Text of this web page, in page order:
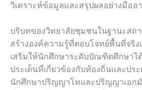
วิเคราะห์ข้อมูลและสรุปผลอย่างมืออ
บริบทของวิทยาลัยชุมชนในฐานะสถ
สร้างองค์ความรู้ที่ตอบโจทย์พื้นที่จริ
เสริมให้นักศึกษาระดับบัณฑิตศึกษาไ
ประเด็นที่เกี่ยวข้องกับท้องถิ่นและปร
นักศึกษาปริญญาโทและปริญญาเอก